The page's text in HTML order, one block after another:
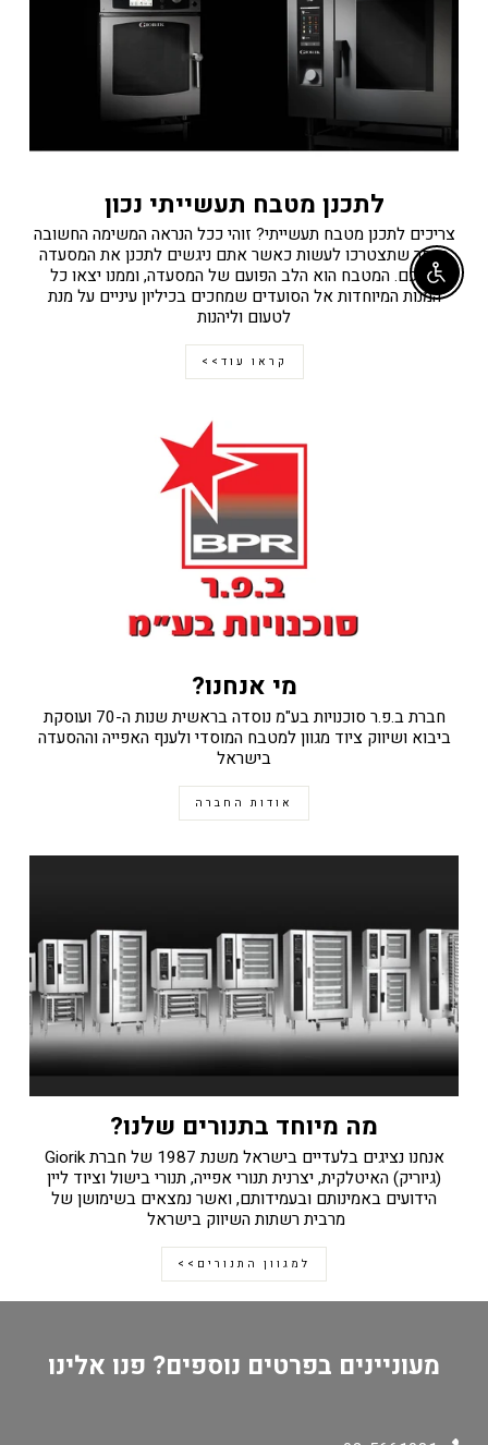
לתכנן מטבח תעשייתי נכון
צריכים לתכנן מטבח תעשייתי? זוהי ככל הנראה המשימה החשובה
ביותר שתצטרכו לעשות כאשר אתם ניגשים לתכנן את המסעדה
שלכם. המטבח הוא הלב הפועם של המסעדה, וממנו יצאו כל
המנות המיוחדות אל הסועדים שמחכים בכיליון עיניים על מנת
לטעום וליהנות
קראו עוד>>
מי אנחנו?
חברת ב.פ.ר סוכנויות בע"מ נוסדה בראשית שנות ה-70 ועוסקת
ביבוא ושיווק ציוד מגוון למטבח המוסדי ולענף האפייה וההסעדה
בישראל
אודות החברה
מה מיוחד בתנורים שלנו?
אנחנו נציגים בלעדיים בישראל משנת 1987 של חברת Giorik
(גיוריק) האיטלקית, יצרנית תנורי אפייה, תנורי בישול וציוד ליין
הידועים באמינותם ובעמידותם, ואשר נמצאים בשימושן של
מרבית רשתות השיווק בישראל
למגוון התנורים>>
מעוניינים בפרטים נוספים? פנו אלינו
Enable accessibility